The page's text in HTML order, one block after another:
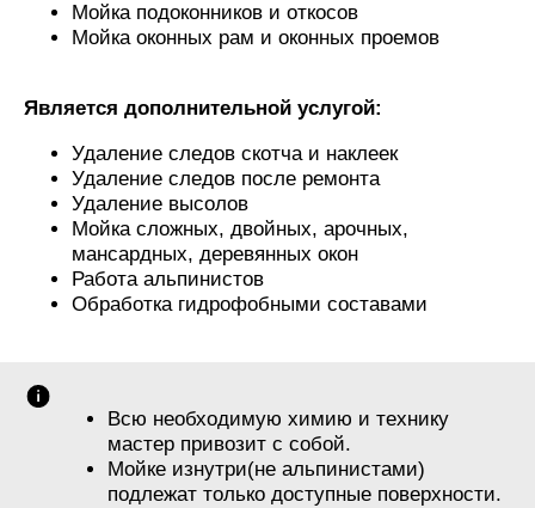
Мойка подоконников и откосов
Мойка оконных рам и оконных проемов
Является дополнительной услугой:
Удаление следов скотча и наклеек
Удаление следов после ремонта
Удаление высолов
Мойка сложных, двойных, арочных,
мансардных, деревянных окон
Работа альпинистов
Обработка гидрофобными составами
Всю необходимую химию и технику
мастер привозит с собой.
Мойке изнутри(не альпинистами)
подлежат только доступные поверхности.